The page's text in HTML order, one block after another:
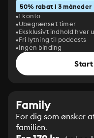
50% rabat i 3 måneder
1 konto
Ubegrænset timer
Eksklusivt indhold hver
Fri lytning til podcasts
Ingen binding
Family
For dig som ønsker
familien.